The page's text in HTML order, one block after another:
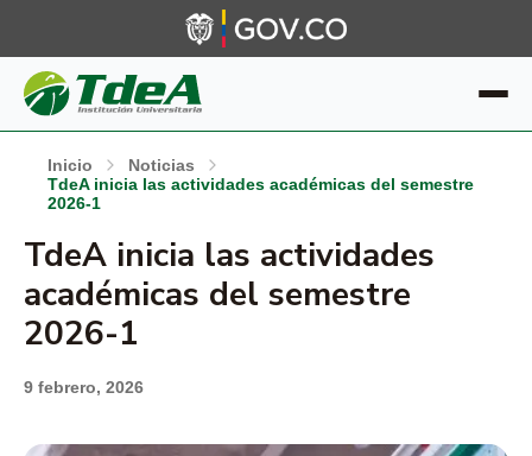
Inicio
Noticias
TdeA inicia las actividades académicas del semestre
2026-1
TdeA inicia las actividades
académicas del semestre
2026-1
9 febrero, 2026